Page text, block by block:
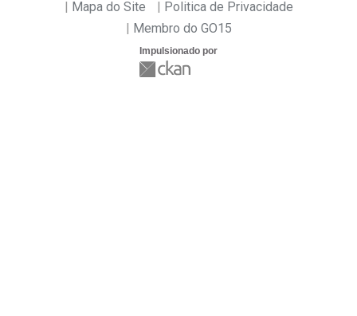
Mapa do Site
Politica de Privacidade
Membro do GO15
Impulsionado por